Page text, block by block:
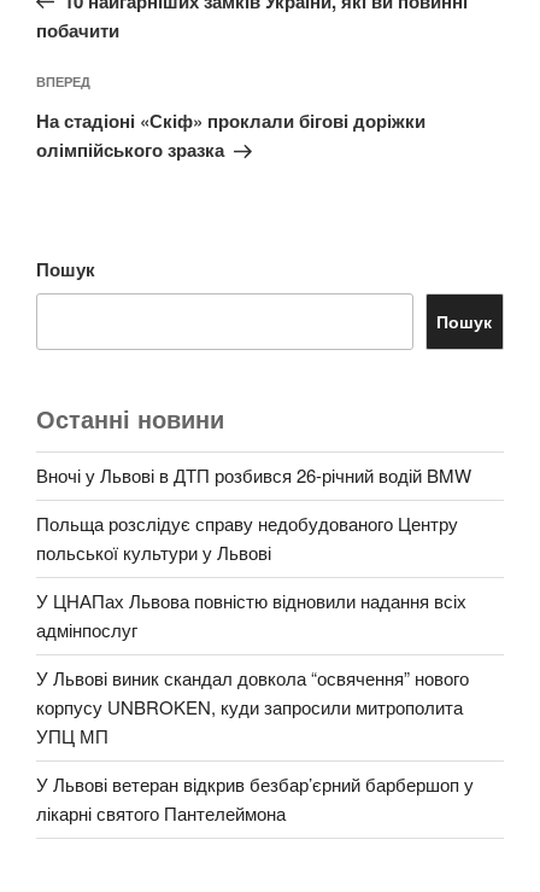
побачити
Наступний
запис
ВПЕРЕД
На стадіоні «Скіф» проклали бігові доріжки
олімпійського зразка
Пошук
Пошук
Останні новини
Вночі у Львові в ДТП розбився 26-річний водій BMW
Польща розслідує справу недобудованого Центру
польської культури у Львові
У ЦНАПах Львова повністю відновили надання всіх
адмінпослуг
У Львові виник скандал довкола “освячення” нового
корпусу UNBROKEN, куди запросили митрополита
УПЦ МП
У Львові ветеран відкрив безбар’єрний барбершоп у
лікарні святого Пантелеймона